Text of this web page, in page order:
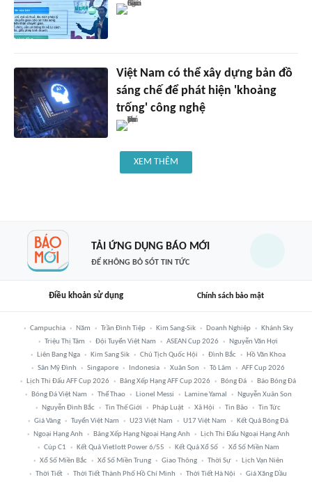
Việt Nam có thể xây dựng bản đồ
sáng chế để phát hiện 'khoảng
trống' công nghệ
XEM THÊM
TẢI ỨNG DỤNG BÁO MỚI
ĐỂ KHÔNG BỎ SÓT TIN TỨC
Điều khoản sử dụng Chính sách bảo mật
Campuchia Năm Trần Đình Tiệp Kim Sang-Sik Doanh Nghiệp
Khánh Sky
Triệu Thị Tâm
Đội Tuyển Việt Nam ASEAN Cup 2026
Nguyễn Văn Hợi
Liên Bang Nga
Kim Sang Sik Chủ Tịch Quốc Hội Đình Bắc
Hồ Văn Khoa
Sân Mỹ Đình
Singapore Indonesia Xuân Son Tô Lâm
AFF Cup 2026
Lịch Thi Đấu AFF Cup 2026
Bảng Xếp Hạng AFF Cup 2026 Bóng Đá
Báo Bóng Đá
Bóng Đá Việt Nam
Thể Thao Lionel Messi Lamine Yamal
Nguyễn Xuân Son
Nguyễn Đình Bắc
Tin Thế Giới Pháp Luật Xã Hội Tin Bão
Tin Tức
Giá Vàng
Tuyển Việt Nam U23 Việt Nam U17 Việt Nam
Kết Quả Bóng Đá
Ngoại Hạng Anh
Bảng Xếp Hạng Ngoại Hạng Anh
Lịch Thi Đấu Ngoại Hạng Anh
Cúp C1
Kết Quả Vietlott Power 6/55 Kết Quả Xổ Số
Xổ Số Miền Nam
Xổ Số Miền Bắc
Xổ Số Miền Trung Giao Thông Thời Sự
Lịch Vạn Niên
Thời Tiết
Thời Tiết Thành Phố Hồ Chí Minh Thời Tiết Hà Nội Giá Xăng Dầu